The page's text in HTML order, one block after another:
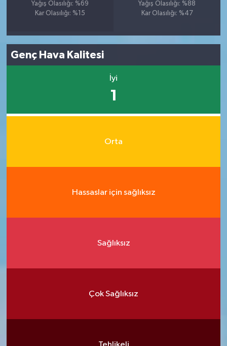
Yağış Olasılığı: %69
Kar Olasılığı: %15
Yağış Olasılığı: %88
Kar Olasılığı: %47
Genç Hava Kalitesi
İyi
1
Orta
Hassaslar için sağlıksız
Sağlıksız
Çok Sağlıksız